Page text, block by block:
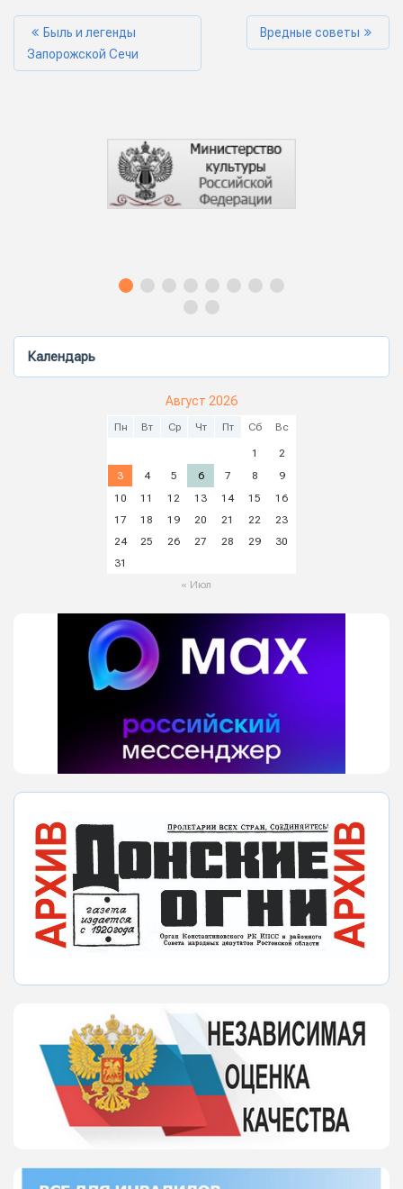
Календарь
Август 2026
Пн Вт Ср Чт Пт Сб Вс
1
2
3
4 5 6 7 8
9
10
11 12 13 14 15
16
17
18 19 20 21 22
23
24
25 26 27 28 29
30
31
« Июл
Быль и легенды
Запорожской Сечи
Вредные советы